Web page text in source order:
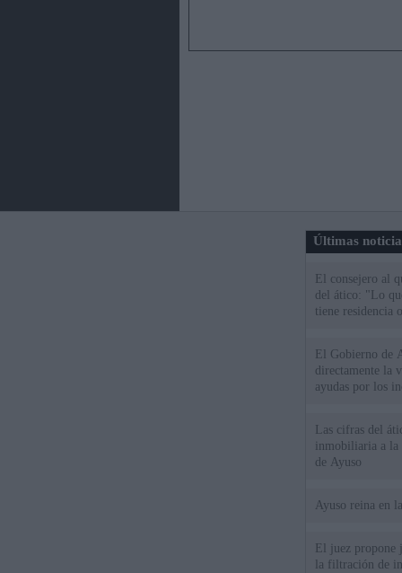
Últimas
El consejero al
del ático: "Lo
tiene residencia
El Gobierno de
directamente la
ayudas por los
Las cifras del
inmobiliaria a la
de Ayuso
Ayuso reina en
El juez propone
la filtración de